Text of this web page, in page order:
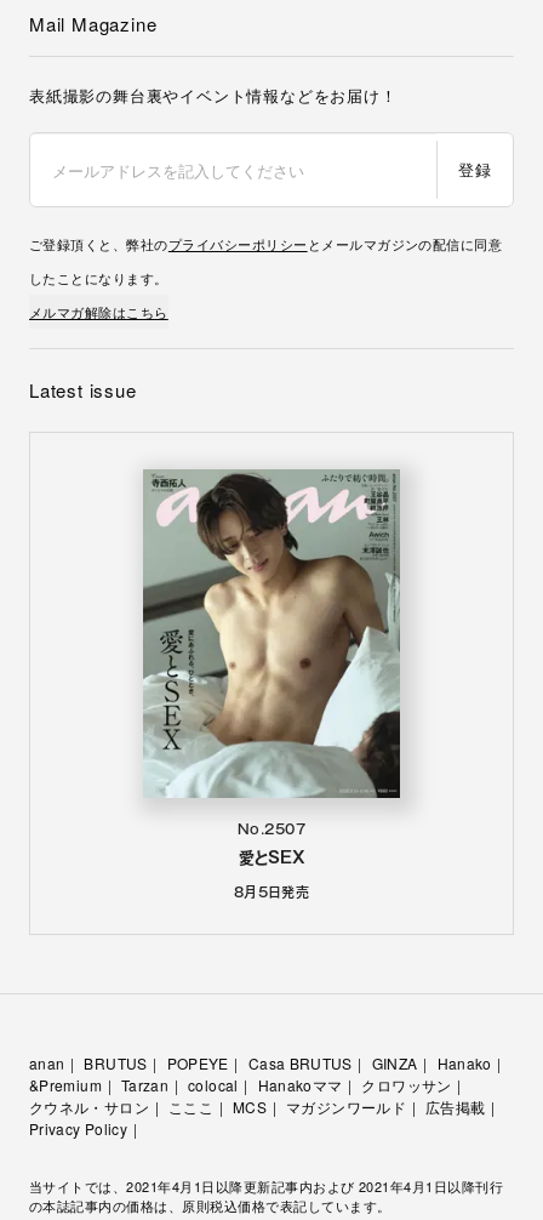
Mail Magazine
表紙撮影の舞台裏やイベント情報などをお届け！
登録
ご登録頂くと、弊社のプライバシーポリシー とメールマガジンの配信に同意
したことになります。
メルマガ解除はこちら
Latest issue
No.2507
愛とSEX
8月5日発売
anan BRUTUS POPEYE Casa BRUTUS GINZA
Hanako
&Premium
Tarzan colocal Hanakoママ
クロワッサン
クウネル・サロン
こここ MCS マガジンワールド
広告掲載
Privacy Policy
当サイトでは、2021年4月1日以降更新記事内および 2021年4月1日以降刊行
の本誌記事内の価格は、原則税込価格で表記しています。